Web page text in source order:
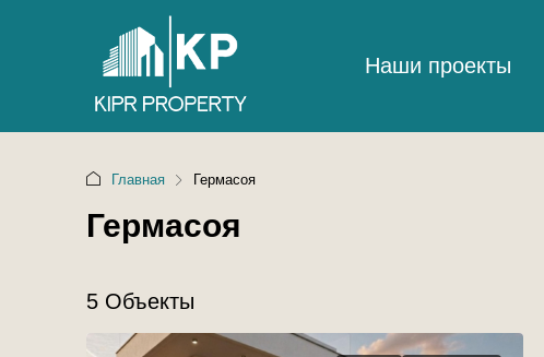
Наши проекты
Главная Гермасоя
Гермасоя
5 Объекты